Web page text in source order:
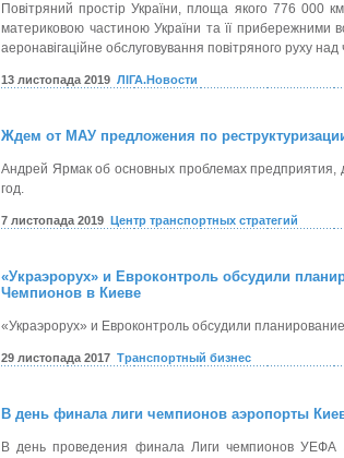
Повітряний простір України, площа якого 776 000
материковою частиною України та її прибережними
аеронавігаційне обслуговування повітряного руху
13 листопада 2019 ЛІГА.Новости
Ждем от МАУ предложения по
Андрей Ярмак об основных проблемах
год.
7 листопада 2019 Центр транспортных стратегий
«Украэрорух» и Евроконтроль обсудили
Чемпионов в Киеве
«Украэрорух» и Евроконтроль обсудили
29 листопада 2017 Транспортный бизнес
В день финала лиги чемпионов аэропорты
В день проведения финала Лиги чемпионов УЕФА